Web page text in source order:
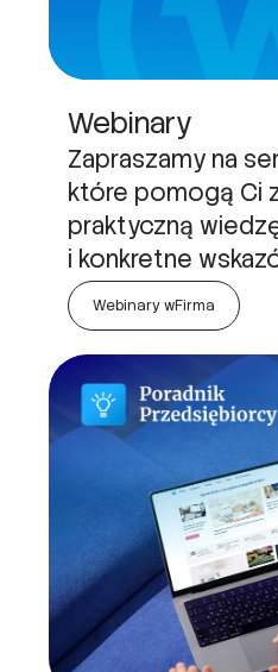
Webinary
Zapraszamy na
które pomogą Ci
praktyczną
i konkretne
Webinary wFirma